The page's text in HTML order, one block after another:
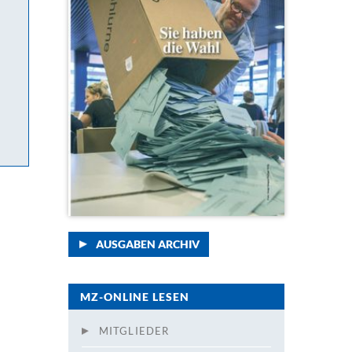
AUSGABEN ARCHIV
MZ-ONLINE LESEN
MITGLIEDER